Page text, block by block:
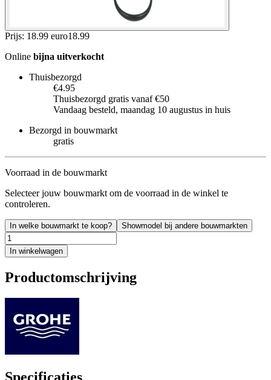
Prijs: 18.99 euro18.99
Online bijna uitverkocht
Thuisbezorgd
€4.95
Thuisbezorgd gratis vanaf €50
Vandaag besteld, maandag 10 augustus in huis
Bezorgd in bouwmarkt
gratis
Voorraad in de bouwmarkt
Selecteer jouw bouwmarkt om de voorraad in de winkel te
controleren.
In welke bouwmarkt te koop? Showmodel bij andere bouwmarkten
In winkelwagen
Productomschrijving
Specificaties